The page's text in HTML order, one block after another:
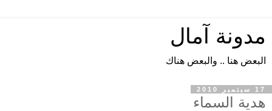
مدونة آمال
البعض هنا .. والبعض هناك
17 سبتمبر 2010
هدية السماء